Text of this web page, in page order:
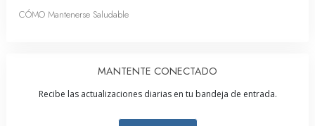
CÓMO Mantenerse Saludable
MANTENTE CONECTADO
Recibe las actualizaciones diarias en tu bandeja de entrada.